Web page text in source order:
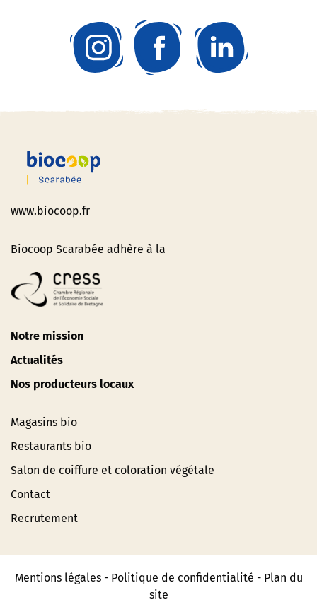
www.biocoop.fr
Biocoop Scarabée adhère à la
Notre mission
Actualités
Nos producteurs locaux
Magasins bio
Restaurants bio
Salon de coiffure et coloration végétale
Contact
Recrutement
Mentions légales- Politique de confidentialité - Plan du
site